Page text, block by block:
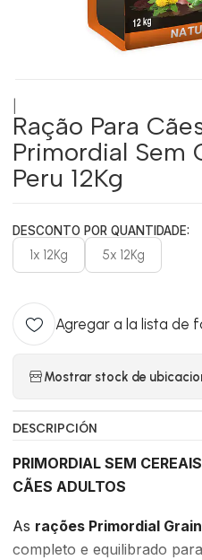
Ração Para
Primordial Sem
Peru 12Kg
DESCONTO POR QUANTIDADE:
1x 12Kg 5x 12Kg
Agregar a la lista de
Mostrar stock de
DESCRIPCIÓN
PRIMORDIAL SEM
CÃES ADULTOS
As rações Primordial
completo e equilibrado